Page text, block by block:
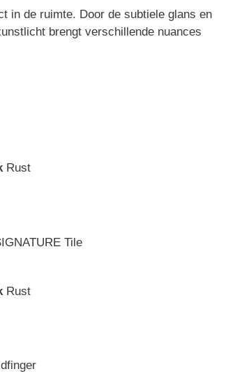
in de ruimte. Door de subtiele glans en
brengt verschillende nuances
Rust
Rust